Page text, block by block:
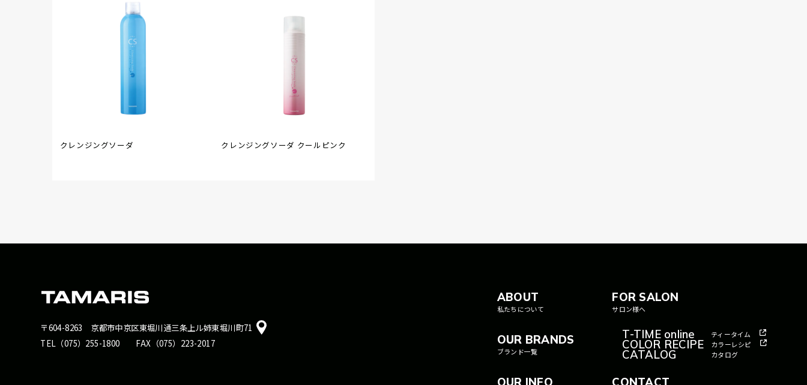
クレンジングソーダ クレンジングソーダ クールピンク
〒604-8263 京都市中京区東堀川通三条上ル姉東堀川町71
TEL（075）255-1800 FAX（075）223-2017
ABOUT
私たちについて
OUR BRANDS
ブランド一覧
OUR INFO
FOR SALON
サロン様へ
T-TIME online ティータイム
COLOR RECIPE カラーレシピ
CATALOG カタログ
CONTACT